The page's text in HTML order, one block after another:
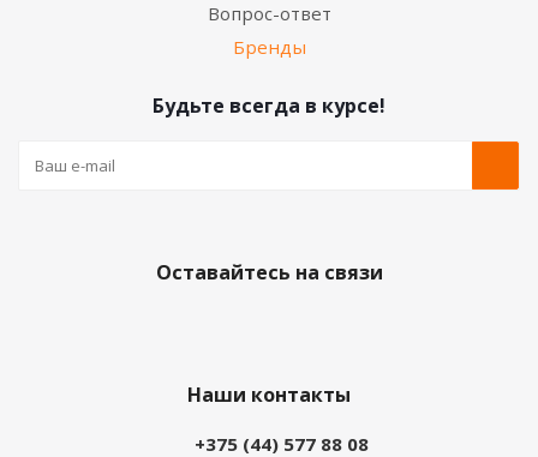
Вопрос-ответ
Бренды
Будьте всегда в курсе!
Оставайтесь на связи
Наши контакты
+375 (44) 577 88 08